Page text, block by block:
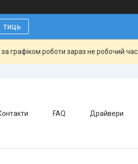
тиць
графіком роботи зараз не робочий час.
FAQ Драйвери